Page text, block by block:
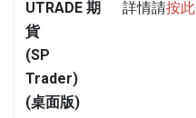
UTRADE 期
貨
(SP
Trader)
(桌面版)
詳情請按此